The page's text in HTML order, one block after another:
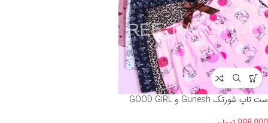
ست تاپ شورتک Gunesh و GOOD GIRL